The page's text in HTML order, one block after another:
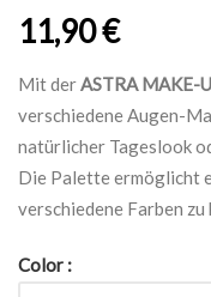
11,90€
Mit derASTRA MAKE-
verschiedene Augen-
natürlicher Tageslook
Die Palette ermöglicht
verschiedene Farben
Color